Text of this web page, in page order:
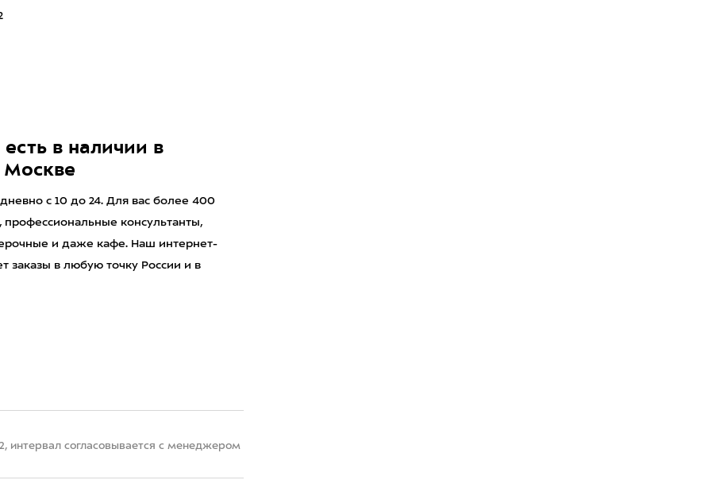
в наличии в
Москве
с 10 до 24. Для вас более 400
консультанты,
и даже кафе. Наш интернет-
заказы в любую точку России и в
интервал согласовывается с менеджером